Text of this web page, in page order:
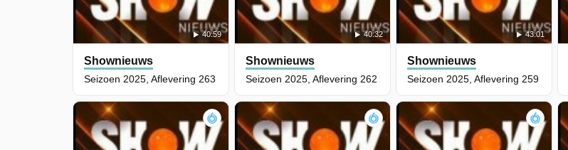
40:59
Shownieuws
Seizoen 2025, Aflevering 263
40:32
Shownieuws
Seizoen 2025, Aflevering 262
43:01
Shownieuws
Seizoen 2025, Aflevering 259